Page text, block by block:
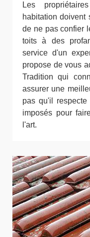
Les
habitation doivent
de ne pas confier
toits à des
service d'un
propose de vous
Tradition qui
assurer une
pas qu'il
imposés pour
l'art.